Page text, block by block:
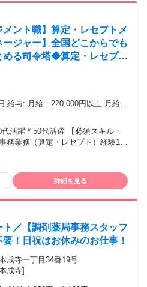
ント職】算定・レセプトメ
ジャー】全国どこからでも
る司令塔◆算定・レセプト
ップ！
以上 月給は
能力に応じて決定いたします。 ※
から、実務の自走、 マネジメン
お任せする範囲に応じ決定しま
過分は法定通り支給）
務業務（算定・レセプト）経験1年
任、チーフ、リーダー、マネー
ーダー経験」や「後輩指導・育成
応募してもよいでしょうか？ →訪
ただけるよう教育体制の拡充を予
のレセプト知識・経験がある方
ミュニケーションが丁寧で、周囲
詳細を見る
／【調剤薬局事務スタッフ
！日祝はお休みのお仕事！
成寺一丁目34番19号
成寺]